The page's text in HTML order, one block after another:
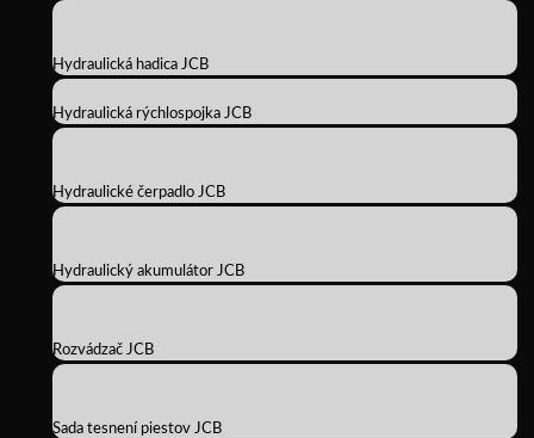
Hydraulická hadica JCB
Hydraulická rýchlospojka JCB
Hydraulické čerpadlo JCB
Hydraulický akumulátor JCB
Rozvádzač JCB
Sada tesnení piestov JCB